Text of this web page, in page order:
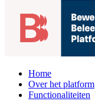
Home
Over het platform
Functionaliteiten